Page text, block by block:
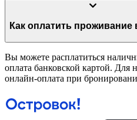
Вы можете расплатиться
оплата банковской картой. Для
онлайн-оплата при